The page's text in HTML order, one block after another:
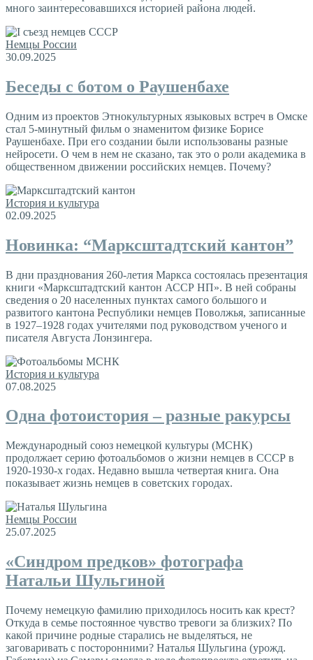
много заинтересовавшихся историей района людей.
Немцы России
30.09.2025
Беседы с ботом о Раушенбахе
Одним из проектов Этнокультурных языковых встреч в Омске
стал 5-минутный фильм о знаменитом физике Борисе
Раушенбахе. При его создании были использованы разные
нейросети. О чем в нем не сказано, так это о роли академика в
общественном движении российских немцев. Почему?
История и культура
02.09.2025
Новинка: “Марксштадтский кантон”
В дни празднования 260-летия Маркса состоялась презентация
книги «Марксштадтский кантон АССР НП». В ней собраны
сведения о 20 населенных пунктах самого большого и
развитого кантона Республики немцев Поволжья, записанные
в 1927–1928 годах учителями под руководством ученого и
писателя Августа Лонзингера.
История и культура
07.08.2025
Одна фотоистория – разные ракурсы
Международный союз немецкой культуры (МСНК)
продолжает серию фотоальбомов о жизни немцев в СССР в
1920-1930-х годах. Недавно вышла четвертая книга. Она
показывает жизнь немцев в советских городах.
Немцы России
25.07.2025
«Синдром предков» фотографа
Натальи Шульгиной
Почему немецкую фамилию приходилось носить как крест?
Откуда в семье постоянное чувство тревоги за близких? По
какой причине родные старались не выделяться, не
заговаривать с посторонними? Наталья Шульгина (урожд.